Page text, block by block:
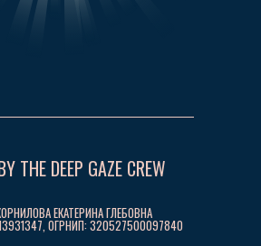
ЕКАТЕРИНА ГЛЕБОВНА
ОГРНИП: 320527500097840
THE DEEP GAZE CREW